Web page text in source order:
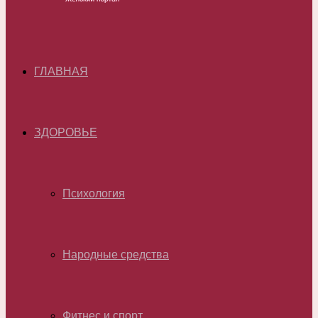
ГЛАВНАЯ
ЗДОРОВЬЕ
Психология
Народные средства
Фитнес и спорт